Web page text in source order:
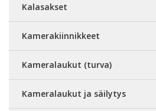
Kalasakset
Kamerakiinnikkeet
Kameralaukut (turva)
Kameralaukut ja säilytys